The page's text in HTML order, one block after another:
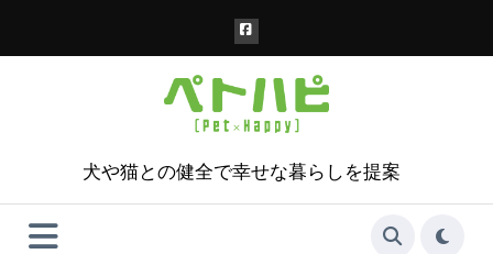
犬や猫との健全で幸せな暮らしを提案